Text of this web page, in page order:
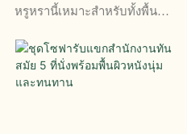
หรูหรานี้เหมาะสำหรับทั้งพื้นที่
เสนอการออกแบบที่เพรียวบาง
และซับซ้อนซึ่งจะสร้างความ